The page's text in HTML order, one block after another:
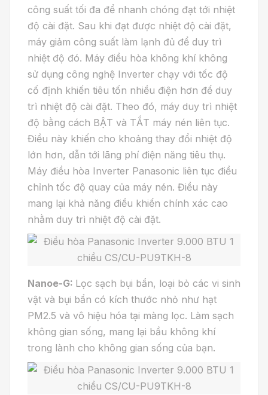
công suất tối đa để nhanh chóng đạt tới nhiệt
độ cài đặt. Sau khi đạt được nhiệt độ cài đặt,
máy giảm công suất làm lạnh đủ để duy trì
nhiệt độ đó. Máy điều hòa không khí không
sử dụng công nghệ Inverter chạy với tốc độ
cố định khiến tiêu tốn nhiều điện hơn để duy
trì nhiệt độ cài đặt. Theo đó, máy duy trì nhiệt
độ bằng cách BẬT và TẮT máy nén liên tục.
Điều này khiến cho khoảng thay đổi nhiệt độ
lớn hơn, dẫn tới lãng phí điện năng tiêu thụ.
Máy điều hòa Inverter Panasonic liên tục điều
chỉnh tốc độ quay của máy nén. Điều này
mang lại khả năng điều khiển chính xác cao
nhằm duy trì nhiệt độ cài đặt.
Nanoe-G: Lọc sạch bụi bẩn, loại bỏ các vi sinh
vật và bụi bẩn có kích thước nhỏ như hạt
PM2.5 và vô hiệu hóa tại màng lọc. Làm sạch
không gian sống, mang lại bầu không khí
trong lành cho không gian sống của bạn.